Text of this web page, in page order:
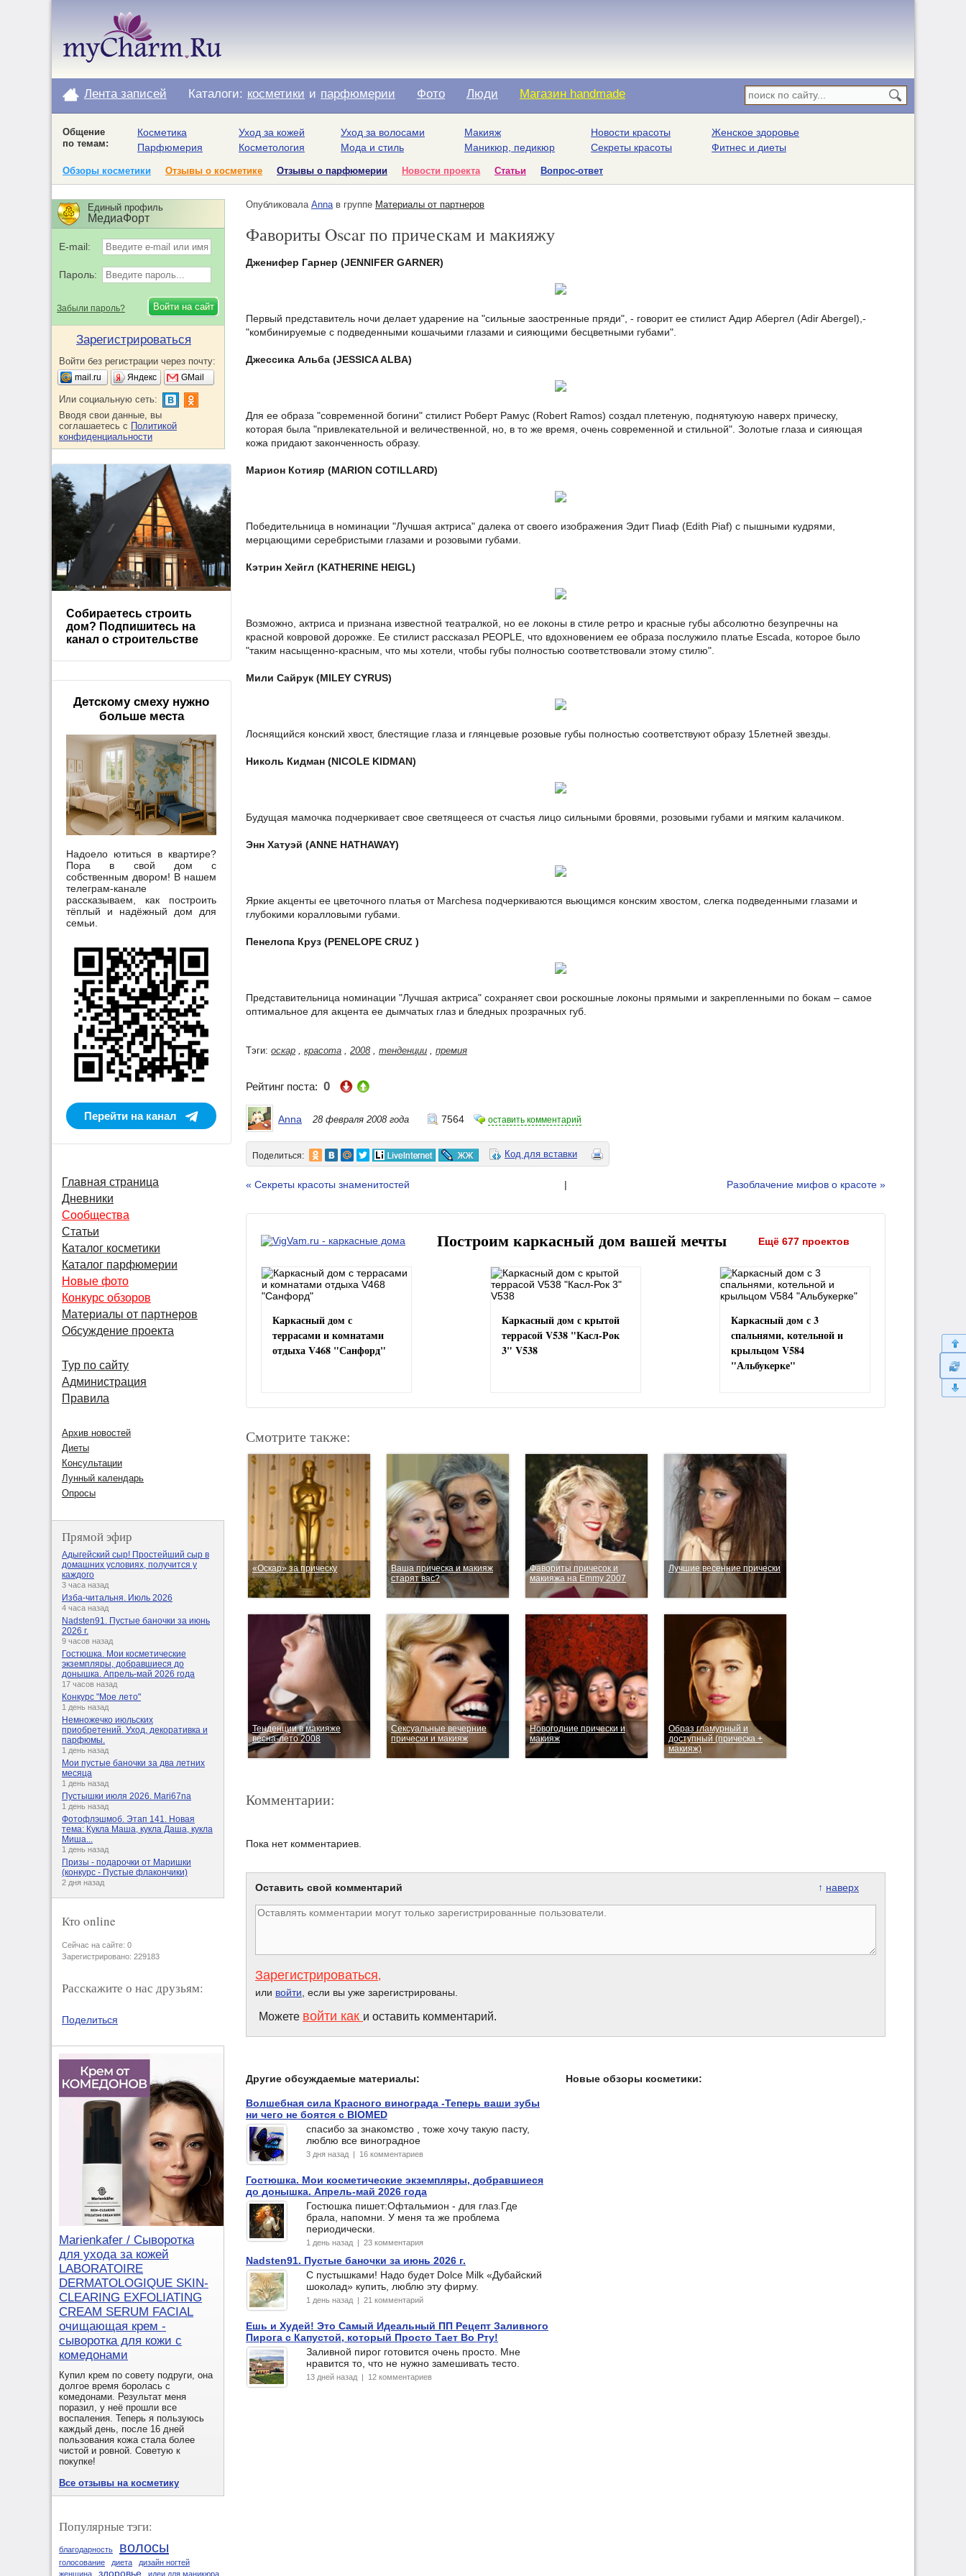
Лента записей Каталоги: косметики и парфюмерии Фото Люди Магазин handmade
Общение
по темам:
Косметика
Парфюмерия
Уход за кожей
Косметология
Уход за волосами
Мода и стиль
Макияж
Маникюр, педикюр
Новости красоты
Секреты красоты
Женское здоровье
Фитнес и диеты
Обзоры косметики Отзывы о косметике Отзывы о парфюмерии Новости проекта Статьи Вопрос-ответ
Опубликовала Annaв группе Материалы от партнеров
Фавориты Oscar по прическам и макияжу
Дженифер Гарнер (JENNIFER GARNER)
Первый представитель ночи делает ударение на "сильные заостренные пряди", - говорит ее стилист Адир Абергел (Adir Abergel),-
"комбинируемые с подведенными кошачьими глазами и сияющими бесцветными губами".
Джессика Альба (JESSICA ALBA)
Для ее образа "современной богини" стилист Роберт Рамус (Robert Ramos) создал плетеную, поднятуюую наверх прическу,
которая была "привлекательной и величественной, но, в то же время, очень современной и стильной". Золотые глаза и сияющая
кожа придают законченность образу.
Марион Котияр (MARION COTILLARD)
Победительница в номинации "Лучшая актриса" далека от своего изображения Эдит Пиаф (Edith Piaf) с пышными кудрями,
мерцающими серебристыми глазами и розовыми губами.
Кэтрин Хейгл (KATHERINE HEIGL)
Возможно, актриса и признана известной театралкой, но ее локоны в стиле ретро и красные губы абсолютно безупречны на
красной ковровой дорожке. Ее стилист рассказал PEOPLE, что вдохновением ее образа послужило платье Escada, которое было
"таким насыщенно-красным, что мы хотели, чтобы губы полностью соответствовали этому стилю".
Мили Сайрук (MILEY CYRUS)
Лоснящийся конский хвост, блестящие глаза и глянцевые розовые губы полностью соответствуют образу 15летней звезды.
Николь Кидман (NICOLE KIDMAN)
Будущая мамочка подчеркивает свое светящееся от счастья лицо сильными бровями, розовыми губами и мягким калачиком.
Энн Хатуэй (ANNE HATHAWAY)
Яркие акценты ее цветочного платья от Marchesa подчеркиваются вьющимся конским хвостом, слегка подведенными глазами и
глубокими коралловыми губами.
Пенелопа Круз (PENELOPE CRUZ )
Представительница номинации "Лучшая актриса" сохраняет свои роскошные локоны прямыми и закрепленными по бокам – самое
оптимальное для акцента ее дымчатых глаз и бледных прозрачных губ.
Тэги: оскар , красота , 2008 , тенденции , премия
Рейтинг поста: 0
Anna 28 февраля 2008 года 7564 оставить комментарий
Поделиться: Код для вставки
« Секреты красоты знаменитостей | Разоблачение мифов о красоте »
Построим каркасный дом вашей мечты Ещё 677 проектов
Каркасный дом с
террасами и комнатами
отдыха V468 "Санфорд"
Каркасный дом с крытой
террасой V538 "Касл-Рок
3" V538
Каркасный дом с 3
спальнями, котельной и
крыльцом V584
"Альбукерке"
Смотрите также:
«Оскар» за прическу
Ваша прическа и макияж
старят вас?
Фавориты причесок и
макияжа на Emmy 2007
Лучшие весенние прически
Тенденции в макияже
весна-лето 2008
Сексуальные вечерние
прически и макияж
Новогодние прически и
макияж
Образ гламурный и
доступный (прическа +
макияж)
Комментарии:
Пока нет комментариев.
↑ наверх
Оставить свой комментарий
Зарегистрироваться,
или войти , если вы уже зарегистрированы.
Можете войти как и оставить комментарий.
Другие обсуждаемые материалы:
Волшебная сила Красного винограда -Теперь ваши зубы
ни чего не боятся с BIOMED
спасибо за знакомство , тоже хочу такую пасту,
люблю все виноградное
3 дня назад | 16 комментариев
Гостюшка. Мои косметические экземпляры, добравшиеся
до донышка. Апрель-май 2026 года
Гостюшка пишет:Офтальмион - для глаз.Где
брала, напомни. У меня та же проблема
периодически.
1 день назад | 23 комментария
Nadsten91. Пустые баночки за июнь 2026 г.
С пустышками! Надо будет Dolce Milk «Дубайский
шоколад» купить, люблю эту фирму.
1 день назад | 21 комментарий
Ешь и Худей! Это Самый Идеальный ПП Рецепт Заливного
Пирога с Капустой, который Просто Тает Во Рту!
Заливной пирог готовится очень просто. Мне
нравится то, что не нужно замешивать тесто.
13 дней назад | 12 комментариев
Новые обзоры косметики:
Единый профиль
МедиаФорт
E-mail:
Пароль:
Забыли пароль?
Зарегистрироваться
Войти без регистрации через почту:
mail.ru Яндекс GMail
Или социальную сеть:
Вводя свои данные, вы
соглашаетесь с Политикой
конфиденциальности
Собираетесь строить
дом? Подпишитесь на
канал о строительстве
Детскому смеху нужно
больше места
Надоело ютиться в квартире?
Пора в свой дом с
собственным двором! В нашем
телеграм-канале
рассказываем, как построить
тёплый и надёжный дом для
семьи.
Перейти на канал
Главная страница
Дневники
Сообщества
Статьи
Каталог косметики
Каталог парфюмерии
Новые фото
Конкурс обзоров
Материалы от партнеров
Обсуждение проекта
Тур по сайту
Администрация
Правила
Архив новостей
Диеты
Консультации
Лунный календарь
Опросы
Прямой эфир
Адыгейский сыр! Простейший сыр в
домашних условиях, получится у
каждого
3 часа назад
Изба-читальня. Июль 2026
4 часа назад
Nadsten91. Пустые баночки за июнь
2026 г.
9 часов назад
Гостюшка. Мои косметические
экземпляры, добравшиеся до
донышка. Апрель-май 2026 года
17 часов назад
Конкурс "Мое лето"
1 день назад
Немножечко июльских
приобретений. Уход, декоративка и
парфюмы.
1 день назад
Мои пустые баночки за два летних
месяца
1 день назад
Пустышки июля 2026. Mari67na
1 день назад
Фотофлэшмоб. Этап 141. Новая
тема: Кукла Маша, кукла Даша, кукла
Миша...
1 день назад
Призы - подарочки от Маришки
(конкурс - Пустые флакончики)
2 дня назад
Кто online
Сейчас на сайте: 0
Зарегистрировано: 229183
Расскажите о нас друзьям:
Поделиться
Marienkafer / Сыворотка
для ухода за кожей
LABORATOIRE
DERMATOLOGIQUE SKIN-
CLEARING EXFOLIATING
CREAM SERUM FACIAL
очищающая крем -
сыворотка для кожи с
комедонами
Купил крем по совету подруги, она
долгое время боролась с
комедонами. Результат меня
поразил, у неё прошли все
воспаления. Теперь я пользуюсь
каждый день, после 16 дней
пользования кожа стала более
чистой и ровной. Советую к
покупке!
Все отзывы на косметику
Популярные тэги:
благодарность волосы
голосование диета
дизайн ногтей
женщина
здоровье идеи для маникюра